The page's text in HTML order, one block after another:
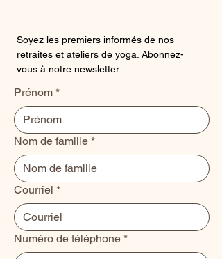
Soyez les premiers informés de nos
retraites et ateliers de yoga. Abonnez-
vous à notre newsletter.
Prénom *
Nom de famille *
Courriel *
Numéro de téléphone *